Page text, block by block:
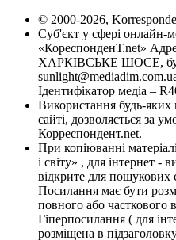
© 2000-2026,
Суб'єкт у сфері онлайн-
«КореспонденТ.net»
ХАРКІВСЬКЕ ШОСЕ,
Ідентифікатор медіа –
Використання будь-яких
сайті, дозволяється за
Корреспондент.net.
При копіюванні
і світу» , для інтернет -
відкрите для пошукових
Посилання має бути
повного або часткового
Гіперпосилання ( для
розміщена в